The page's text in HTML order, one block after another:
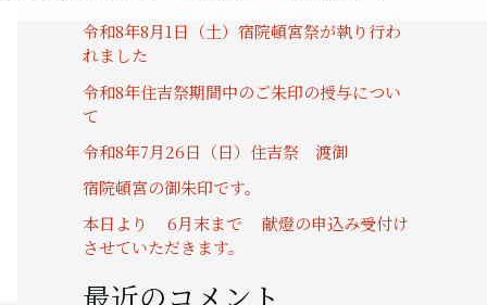
:
令和8年8月1日（土）宿院頓宮祭が執り行わ
れました
令和8年住吉祭期間中のご朱印の授与につい
て
令和8年7月26日（日）住吉祭 渡御
宿院頓宮の御朱印です。
本日より 6月末まで 献燈の申込み受付け
させていただきます。
最近のコメント